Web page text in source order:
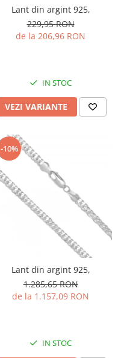
Lant din argint 925,
229,95 RON
de la 206,96 RON
IN STOC
VEZI VARIANTE
-10%
Lant din argint 925,
1.285,65 RON
de la 1.157,09 RON
IN STOC